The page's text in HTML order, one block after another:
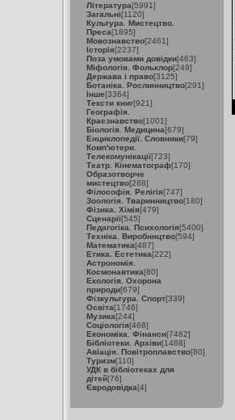
Література[5991]
Загальні[1120]
Культура. Мистецтво.
Преса[1895]
Мовознавство[2461]
Історія[2237]
Поза умовами довідки[463]
Міфологія. Фольклор[249]
Держава і право[3125]
Ботаніка. Рослинництво[291]
Інше[3364]
Тексти книг[921]
Географія.
Краєзнавство[1001]
Біологія. Медицина[679]
Енциклопедії. Словники[79]
Комп'ютери.
Телекомунікації[723]
Театр. Кінематограф[170]
Образотворче
мистецтво[288]
Філософія. Релігія[747]
Зоологія. Тваринництво[180]
Фізика. Хімія[479]
Сценарії[545]
Педагогіка. Психологія[5400]
Техніка. Виробництво[594]
Математика[487]
Етика. Естетика[222]
Астрономія.
Космонавтика[80]
Екологія. Охорона
природи[679]
Фізкультура. Спорт[339]
Освіта[1746]
Музика[244]
Соціологія[468]
Економіка. Фінанси[7482]
Бібліотеки. Архіви[1488]
Авіація. Повітроплавство[80]
Туризм[110]
УДК в бібліотеках для
дітей[76]
Євродовідка[4]